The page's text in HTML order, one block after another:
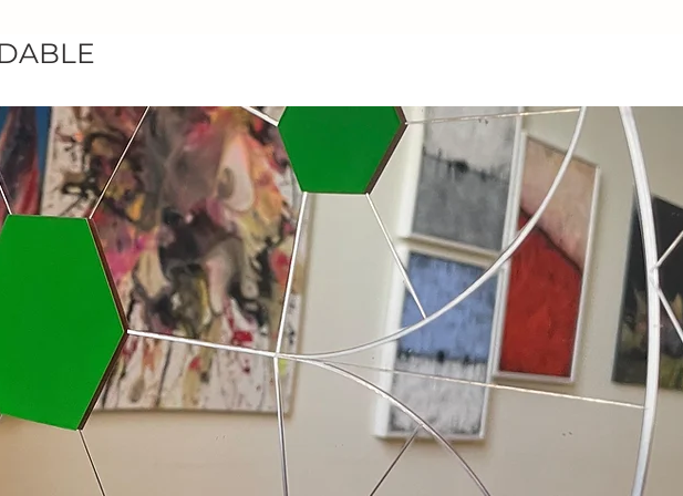
il Liceo Artistico.
per frequentare l'Accademia di Belle Arti, completando il
Attualmente vive e risiede a Torino.
sul racconto
delle storie
vittimedi abusi o individui
. Attraverso la pittura e la
emotiva e psicologica dei
gesto espressivo per
dell'esperienza
un atto di improvvisazione